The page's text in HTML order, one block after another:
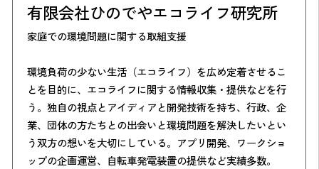
有限会社ひのでやエコライフ研究所
家庭での環境問題に関する取組支援
環境負荷の少ない生活（エコライフ）を広め定着させるこ
とを目的に、エコライフに関する情報収集・提供などを行
う。独自の視点とアイディアと開発技術を持ち、行政、企
業、団体の方たちとの出会いと環境問題を解決したいとい
う双方の想いを大切にしている。アプリ開発、ワークショ
ップの企画運営、自転車発電装置の提供など実績多数。